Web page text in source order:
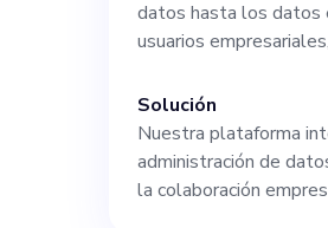
los
datos hasta los datos
usuarios empresariales,
Solución
Nuestra plataforma
administración de
la colaboración